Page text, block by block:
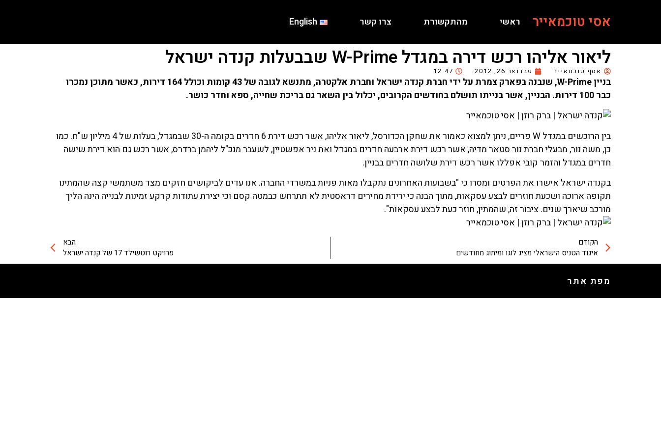
אסי טוכמאייר ראשי מהתקשורת צרו קשר English
ליאור אליהו רכש דירה במגדל W-Prime שבבעלות קנדה ישראל
אסף טוכמאייר פברואר 26, 2012 12:47
בניין W-Prime, שנבנה בפארק צמרת על ידי חברת קנדה ישראל וחברת אלקטרה, מתנשא לגובה של 43 קומות וכולל 164 דירות, כאשר מתוכן נמכרו
כבר 100 דירות. הבניין, אשר בנייתו תושלם בחודשים הקרובים, יכלול בין השאר גם בריכת שחייה, ספא וחדר כושר.
בין הרוכשים במגדל W פריים, ניתן למצוא כאמור את שחקן הכדורסל, ליאור אליהו, אשר רכש דירת 6 חדרים בקומה ה-30 שבמגדל, בעלות של 4 מיליון ש"ח. כמו
כן, משה נור, מבעלי חברת נור סטאר מדיה, אשר רכש דירת ארבעה חדרים במגדל ואת ניר אפשטיין, לשעבר מנכ"ל ליהמן ברדרס, אשר רכש גם הוא דירת שישה
חדרים במגדל והזמר קובי אפללו אשר רכש דירת שלושה חדרים בבניין.
בקנדה ישראל אישרו את הפרטים ומסרו כי "בשבועות האחרונים נתקבלו מאות פניות במשרדי החברה. אנו עדים לביקושים חזקים מצד משתמשי קצה שהמתינו
תקופה ארוכה ושכעת חוזרים לבצע עסקאות, מתוך הבנה כי ירידת מחירים דראסטית לא תתרחש כבמטה קסם וכי יצירת עתודות קרקע זמינות לבנייה הינה הליך
מורכב שיארך שנים. ציבור זה, שהמתין, חוזר כעת לבצע עסקאות".
הקודם
איגוד הטניס הישראלי מציג לוגו ומיתוג מחודשים
הבא
פרויקט רוטשילד 17 של קנדה ישראל
מפת אתר